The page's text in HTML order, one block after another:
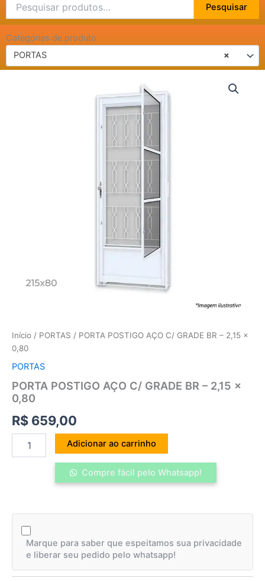
por:
Pesquisar
Categorias de produto
×
PORTAS
Início / PORTAS / PORTA POSTIGO AÇO C/ GRADE BR – 2,15 x
0,80
PORTAS
PORTA POSTIGO AÇO C/ GRADE BR – 2,15 x
0,80
R$ 659,00
Adicionar ao carrinho
Compre fácil pelo Whatsapp!
Marque para saber que espeitamos sua privacidade
e liberar seu pedido pelo whatsapp!